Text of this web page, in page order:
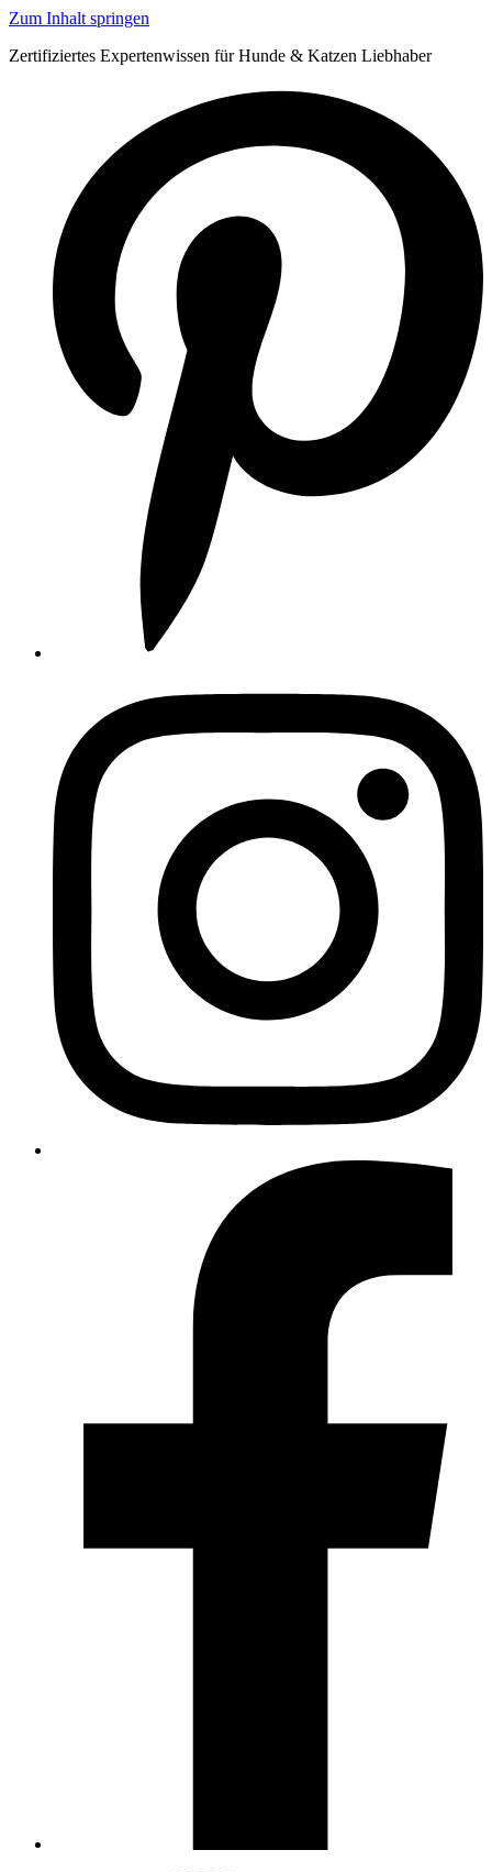
Zum Inhalt springen
Zertifiziertes Expertenwissen für Hunde & Katzen Liebhaber